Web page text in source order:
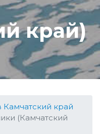
край)
Камчатский край
(Камчатский